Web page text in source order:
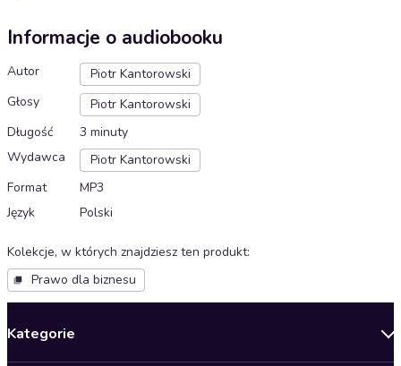
Informacje o audiobooku
Autor
Piotr Kantorowski
Głosy
Piotr Kantorowski
Długość
3 minuty
Wydawca
Piotr Kantorowski
Format
MP3
Język
Polski
Kolekcje, w których znajdziesz ten produkt:
Prawo dla biznesu
Kategorie